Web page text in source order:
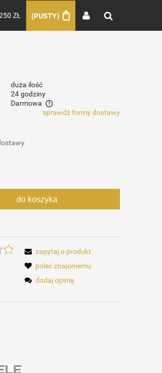
(PUSTY)
ZŁ
duża ilość
24 godziny
Darmowa
kosztów
sprawdź formy dostawy
do koszyka
zapytaj o produkt
poleć znajomemu
dodaj opinię